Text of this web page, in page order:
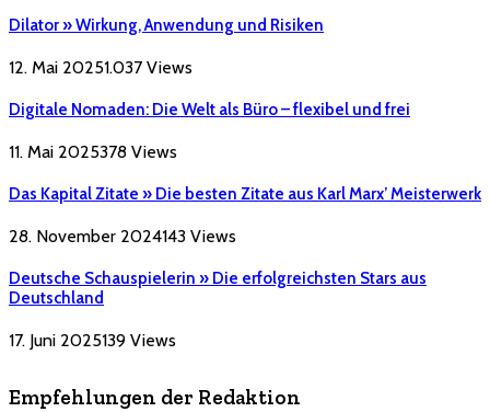
Dilator » Wirkung, Anwendung und Risiken
12. Mai 20251.037 Views
Digitale Nomaden: Die Welt als Büro – flexibel und frei
11. Mai 2025378 Views
Das Kapital Zitate » Die besten Zitate aus Karl Marx’ Meisterwerk
28. November 2024143 Views
Deutsche Schauspielerin » Die erfolgreichsten Stars aus
Deutschland
17. Juni 2025139 Views
Empfehlungen der Redaktion